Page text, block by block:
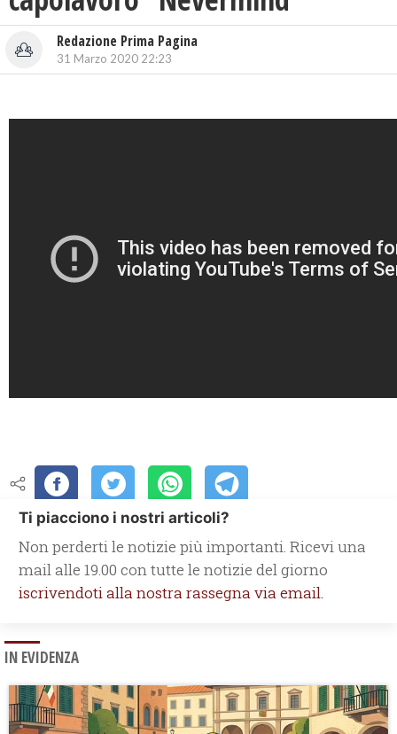
Redazione Prima Pagina
31 Marzo 2020 22:23
Ti piacciono i nostri articoli?
Non perderti le notizie più importanti. Ricevi una
mail alle 19.00 con tutte le notizie del giorno
iscrivendoti alla nostra rassegna via email.
IN EVIDENZA